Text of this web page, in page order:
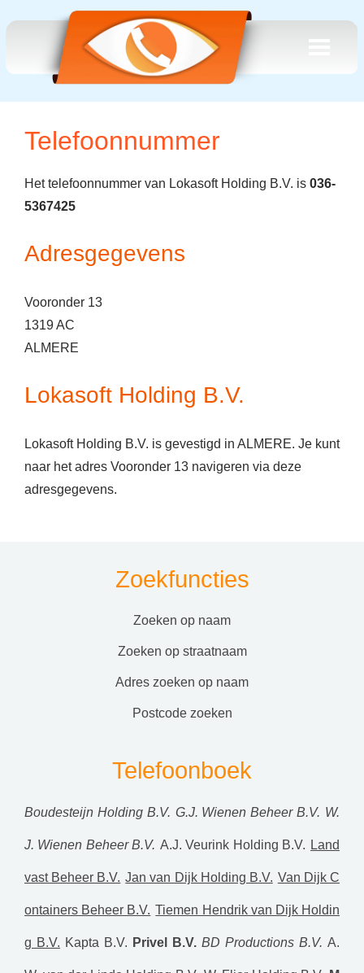
Telefoonnummer
Het telefoonnummer van Lokasoft Holding B.V. is 036-
5367425
Adresgegevens
Vooronder 13
1319 AC
ALMERE
Lokasoft Holding B.V.
Lokasoft Holding B.V. is gevestigd in ALMERE. Je kunt
naar het adres Vooronder 13 navigeren via deze
adresgegevens.
Zoekfuncties
zoeken op naam
zoeken op straatnaam
adres zoeken op naam
postcode zoeken
Telefoonboek
Boudesteijn Holding B.V. G.J. Wienen Beheer B.V. W.
J. Wienen Beheer B.V. A.J. Veurink Holding B.V. Land
vast Beheer B.V. Jan van Dijk Holding B.V. Van Dijk C
ontainers Beheer B.V. Tiemen Hendrik van Dijk Holdin
g B.V. Kapta B.V. Privel B.V. BD Productions B.V. A.